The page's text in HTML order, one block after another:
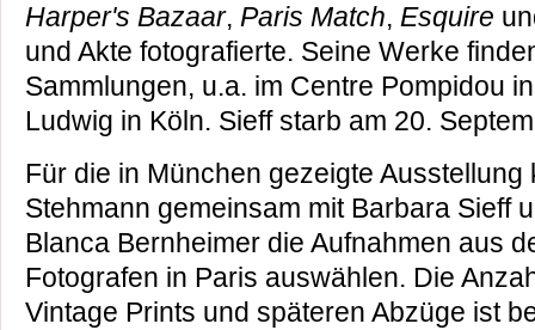
Harper's Bazaar, Paris Match, Esquire
und Akte fotografierte. Seine Werke
Sammlungen, u.a. im Centre Pompidou
Ludwig in Köln. Sieff starb am 20.
Für die in München gezeigte
Stehmann gemeinsam mit Barbara Sieff
Blanca Bernheimer die Aufnahmen aus
Fotografen in Paris auswählen. Die
Vintage Prints und späteren Abzüge ist